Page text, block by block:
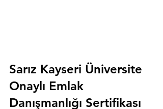
Sarız Kayseri Üniversite
Onaylı Emlak
Danışmanlığı Sertifikası